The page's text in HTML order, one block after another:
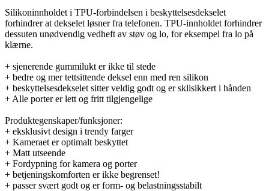
Silikoninnholdet i TPU-forbindelsen i beskyttelsesdekselet
forhindrer at dekselet løsner fra telefonen. TPU-innholdet forhindrer
dessuten unødvendig vedheft av støv og lo, for eksempel fra lo på
klærne.
+ sjenerende gummilukt er ikke til stede
+ bedre og mer tettsittende deksel enn med ren silikon
+ beskyttelsesdekselet sitter veldig godt og er sklisikkert i hånden
+ Alle porter er lett og fritt tilgjengelige
Produktegenskaper/funksjoner:
+ eksklusivt design i trendy farger
+ Kameraet er optimalt beskyttet
+ Matt utseende
+ Fordypning for kamera og porter
+ betjeningskomforten er ikke begrenset!
+ passer svært godt og er form- og belastningsstabilt